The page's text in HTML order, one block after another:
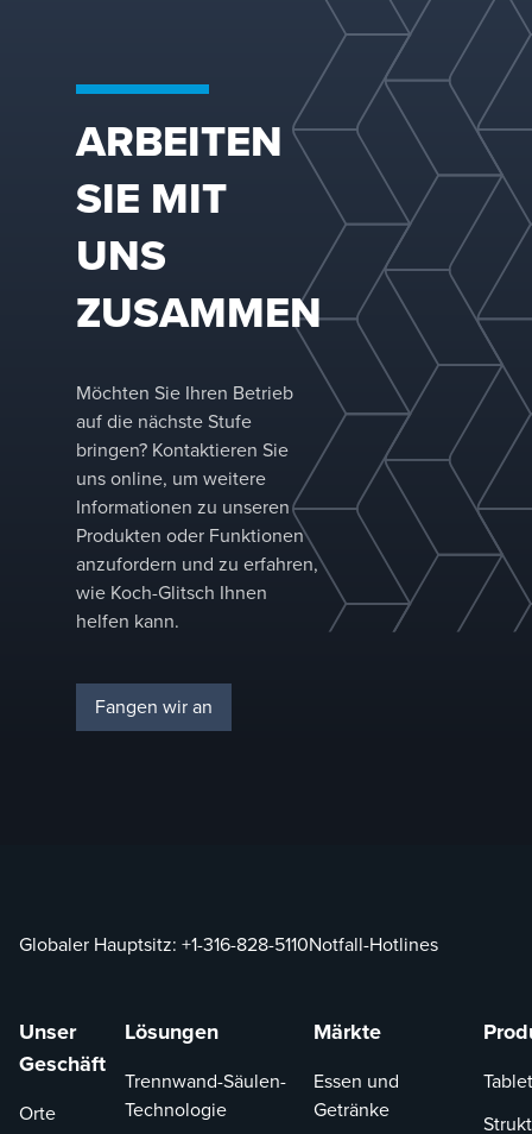
FLEXIPAC® HC® Structured
Packing
Engineered for higher capacity and lower
pressure drop than conventional structured
packing offerings, FLEXIPAC® HC® structured
packing is a high-performance solution for
new towers and revamps alike.&nbsp;
ARBEITEN
SIE MIT
UNS
ZUSAMMEN
Möchten Sie Ihren Betrieb
auf die nächste Stufe
bringen? Kontaktieren Sie
uns online, um weitere
Informationen zu unseren
Produkten oder Funktionen
anzufordern und zu erfahren,
wie Koch-Glitsch Ihnen
helfen kann.
Fangen wir an
Globaler Hauptsitz: +1-316-828-5110Notfall-Hotlines
Unser
Geschäft
Orte
Lösungen
Trennwand-Säulen-
Technologie
Märkte
Essen und
Getränke